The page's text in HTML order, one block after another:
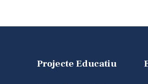
Projecte Educatiu